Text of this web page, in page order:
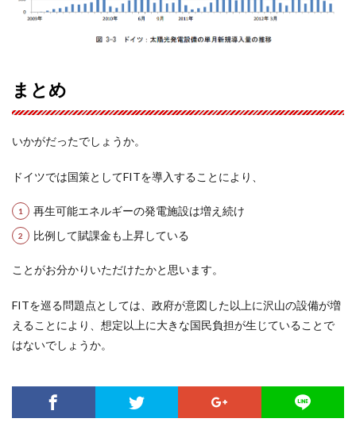
まとめ
いかがだったでしょうか。
ドイツでは国策としてFITを導入することにより、
再生可能エネルギーの発電施設は増え続け
比例して賦課金も上昇している
ことがお分かりいただけたかと思います。
FITを巡る問題点としては、政府が意図した以上に沢山の設備が増
えることにより、想定以上に大きな国民負担が生じていることで
はないでしょうか。